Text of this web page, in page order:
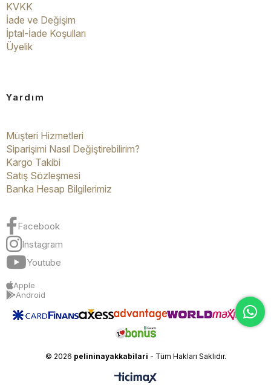
KVKK
İade ve Değişim
İptal-İade Koşulları
Üyelik
Yardım
Müşteri Hizmetleri
Siparişimi Nasıl Değiştirebilirim?
Kargo Takibi
Satış Sözleşmesi
Banka Hesap Bilgilerimiz
Facebook
Instagram
Youtube
Apple
Android
© 2026 pelininayakkabilari - Tüm Hakları Saklıdır.